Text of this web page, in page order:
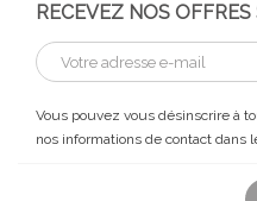
RECEVEZ NOS OFFRES
Vous pouvez vous désinscrire à
nos informations de contact